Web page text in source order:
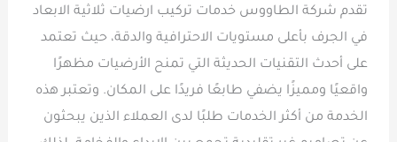
تقدم شركة الطاووس خدمات تركيب ارضيات ثلاثية الابعاد
في الجرف بأعلى مستويات الاحترافية والدقة، حيث تعتمد
على أحدث التقنيات الحديثة التي تمنح الأرضيات مظهرًا
واقعيًا ومميزًا يضفي طابعًا فريدًا على المكان. وتعتبر هذه
الخدمة من أكثر الخدمات طلبًا لدى العملاء الذين يبحثون